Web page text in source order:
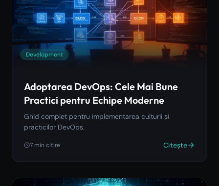
Development
Adoptarea DevOps: Cele Mai Bune
Practici pentru Echipe Moderne
Ghid complet pentru implementarea culturii și
practicilor DevOps.
7 min citire Citește